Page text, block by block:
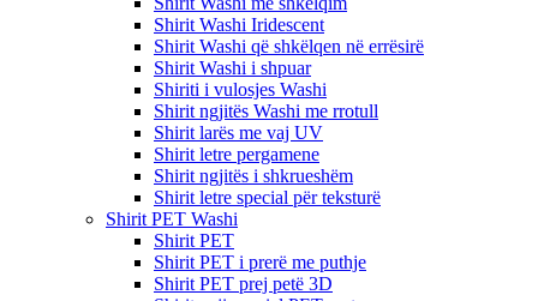
Shirit Washi Iridescent
Shirit Washi që shkëlqen në errësirë
Shirit Washi i shpuar
Shiriti i vulosjes Washi
Shirit ngjitës Washi me rrotull
Shirit larës me vaj UV
Shirit letre pergamene
Shirit ngjitës i shkrueshëm
Shirit letre special për teksturë
Shirit PET Washi
Shirit PET
Shirit PET i prerë me puthje
Shirit PET prej petë 3D